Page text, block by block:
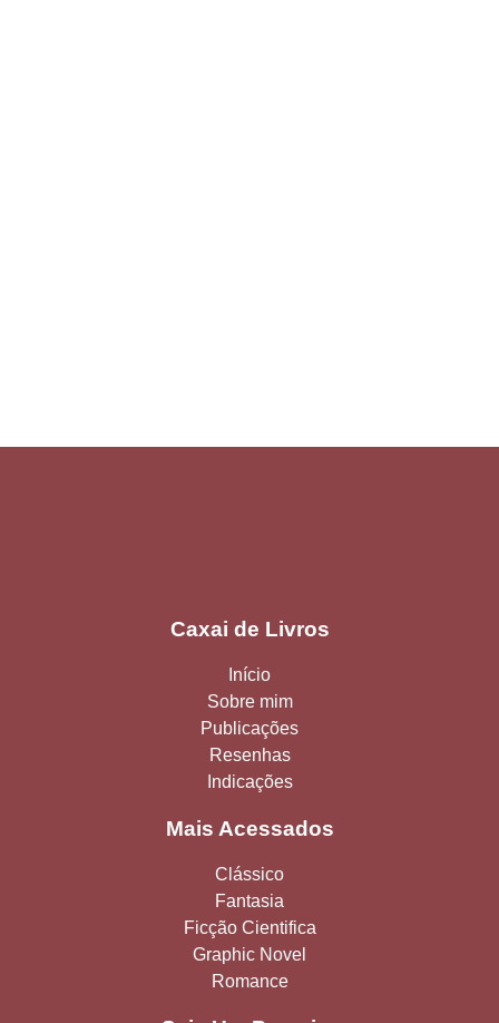
Caxai de Livros
Início
Sobre mim
Publicações
Resenhas
Indicações
Mais Acessados
Clássico
Fantasia
Ficção Cientifica
Graphic Novel
Romance